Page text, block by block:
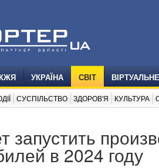
УКРАЇНА СВІТ
СУСПІЛЬСТВО ЗДОРОВ'Я КУЛЬТУРА
запустить
в 2024 году